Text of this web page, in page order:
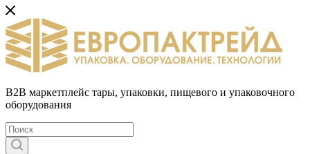
B2B маркетплейс тары, упаковки, пищевого и упаковочного
оборудования